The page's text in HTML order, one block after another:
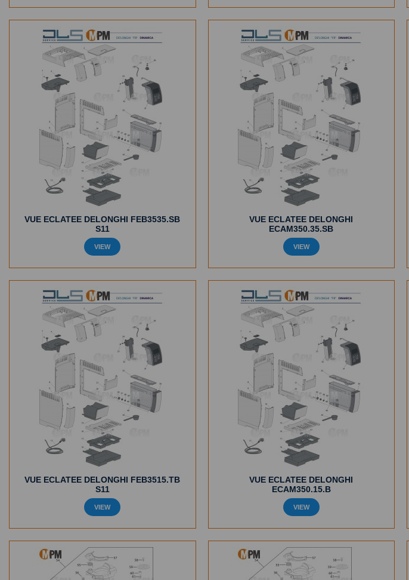
VUE ECLATEE DELONGHI FEB3535.SB
S11
VIEW
VUE ECLATEE DELONGHI
ECAM350.35.SB
VIEW
VUE ECLATEE DELONGHI FEB3515.TB
S11
VIEW
VUE ECLATEE DELONGHI
ECAM350.15.B
VIEW